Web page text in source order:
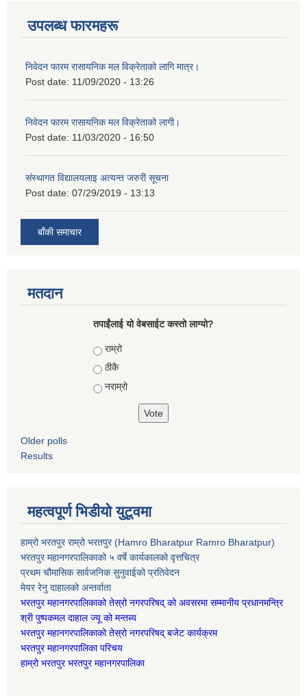
उपलब्ध फारमहरू
निवेदन फारम रासायनिक मल विक्रेताको लागि मात्र।
Post date: 11/09/2020 - 13:26
निवेदन फारम रासायनिक मल विक्रेताको लागी।
Post date: 11/03/2020 - 16:50
संस्थागत विद्यालयलाइ अत्यन्त जरुरी सूचना
Post date: 07/29/2019 - 13:13
बाँकी समाचार
मतदान
तपाईंलाई यो वेबसाईट कस्तो लाग्यो?
Choices
राम्रो
ठीकै
नराम्रो
Older polls
Results
महत्वपूर्ण भिडीयो युटूवमा
हाम्रो भरतपुर राम्रो भरतपुर (Hamro Bharatpur Ramro Bharatpur)
भरतपुर महानगरपालिकाको ५ वर्षे कार्यकालको वृत्तचित्र
प्रथम चौमासिक सार्वजनिक सुनुवाईको प्रतिवेदन
मेयर रेनु दाहालको अन्तर्वाता
भरतपुर महानगरपालिकाको तेस्रो नगरपरिषद् को अवसरमा सम्मानीय प्रधानमन्त्रि
श्री पुष्पकमल दाहाल ज्यू को मन्तब्य
भरतपुर महानगरपालिकाको तेस्रो नगरपरिषद् बजेट कार्यक्रम
भरतपुर महानगरपालिका परिचय
हाम्रो भरतपुर भरतपुर महानगरपालिका